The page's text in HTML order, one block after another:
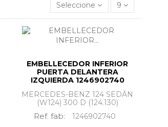
Seleccione 9
EMBELLECEDOR INFERIOR
PUERTA DELANTERA
IZQUIERDA 1246902740
MERCEDES-BENZ 124 SEDÁN
(W124) 300 D (124.130)
Ref. fab: 1246902740